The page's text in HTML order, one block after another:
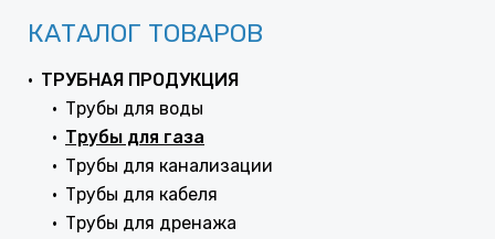
КАТАЛОГ ТОВАРОВ
ТРУБНАЯ ПРОДУКЦИЯ
Трубы для воды
Трубы для газа
Трубы для канализации
Трубы для кабеля
Трубы для дренажа